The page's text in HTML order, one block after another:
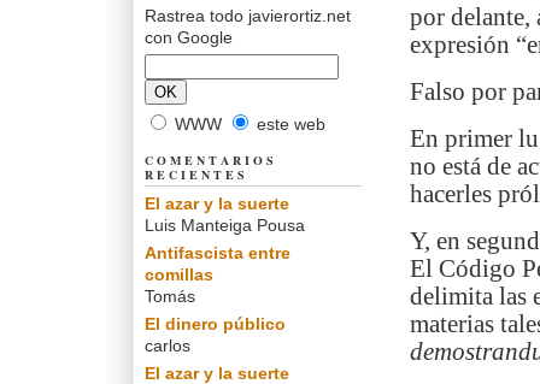
por delante,
expresión
Falso por
En primer
no está de
hacerles
Y, en
El Código
delimita las
materias
Rastrea todo javierortiz.net
con Google
WWW este web
COMENTARIOS
RECIENTES
El azar y la suerte
Luis Manteiga Pousa
Antifascista entre
comillas
Tomás
El dinero público
carlos
El azar y la suerte